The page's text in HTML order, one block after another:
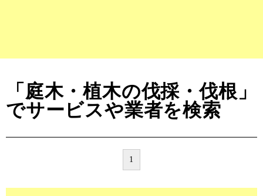
「庭木・植木の伐採・伐根」
でサービスや業者を検索
1